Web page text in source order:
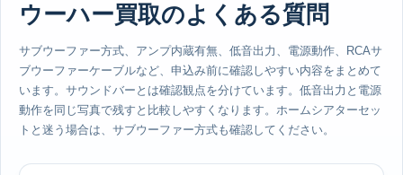
ウーハー買取のよくある質問
サブウーファー方式、アンプ内蔵有無、低音出力、電源動作、RCAサ
ブウーファーケーブルなど、申込み前に確認しやすい内容をまとめて
います。サウンドバーとは確認観点を分けています。低音出力と電源
動作を同じ写真で残すと比較しやすくなります。ホームシアターセッ
トと迷う場合は、サブウーファー方式も確認してください。